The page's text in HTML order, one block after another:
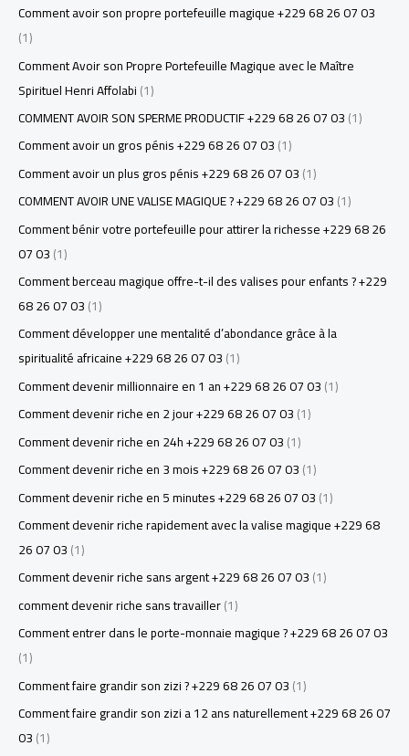
Comment avoir son propre portefeuille magique +229 68 26 07 03
(1)
Comment Avoir son Propre Portefeuille Magique avec le Maître
Spirituel Henri Affolabi(1)
COMMENT AVOIR SON SPERME PRODUCTIF +229 68 26 07 03(1)
Comment avoir un gros pénis +229 68 26 07 03(1)
Comment avoir un plus gros pénis +229 68 26 07 03(1)
COMMENT AVOIR UNE VALISE MAGIQUE ? +229 68 26 07 03(1)
Comment bénir votre portefeuille pour attirer la richesse +229 68 26
07 03(1)
Comment berceau magique offre-t-il des valises pour enfants ? +229
68 26 07 03(1)
Comment développer une mentalité d’abondance grâce à la
spiritualité africaine +229 68 26 07 03(1)
Comment devenir millionnaire en 1 an +229 68 26 07 03(1)
Comment devenir riche en 2 jour +229 68 26 07 03(1)
Comment devenir riche en 24h +229 68 26 07 03(1)
Comment devenir riche en 3 mois +229 68 26 07 03(1)
Comment devenir riche en 5 minutes +229 68 26 07 03(1)
Comment devenir riche rapidement avec la valise magique +229 68
26 07 03(1)
Comment devenir riche sans argent +229 68 26 07 03(1)
comment devenir riche sans travailler(1)
Comment entrer dans le porte-monnaie magique ? +229 68 26 07 03
(1)
Comment faire grandir son zizi ? +229 68 26 07 03(1)
Comment faire grandir son zizi a 12 ans naturellement +229 68 26 07
03(1)